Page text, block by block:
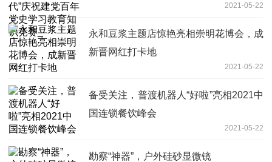
2021-05-22
永和豆浆主题店惊艳亮相崇明花博会，成
新晋网红打卡地
2021-05-22
备受关注，普渡机器人“好啦”亮相2021中
国连锁餐饮峰会
2021-05-22
勘察“神器”，户外硅砂显微镜